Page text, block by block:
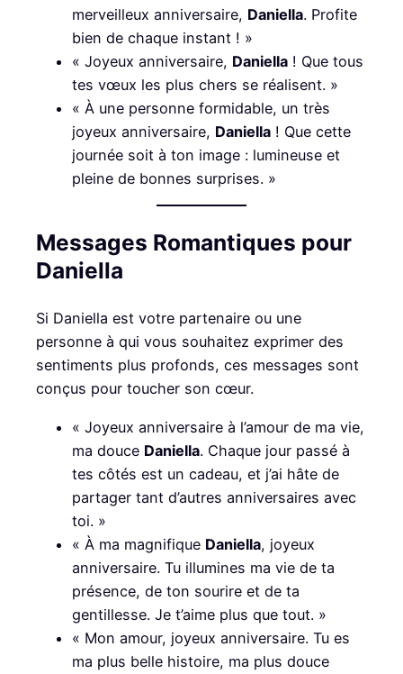
merveilleux anniversaire, Daniella. Profite
bien de chaque instant ! »
« Joyeux anniversaire, Daniella ! Que tous
tes vœux les plus chers se réalisent. »
« À une personne formidable, un très
joyeux anniversaire, Daniella ! Que cette
journée soit à ton image : lumineuse et
pleine de bonnes surprises. »
Messages Romantiques pour
Daniella
Si Daniella est votre partenaire ou une
personne à qui vous souhaitez exprimer des
sentiments plus profonds, ces messages sont
conçus pour toucher son cœur.
« Joyeux anniversaire à l’amour de ma vie,
ma douce Daniella. Chaque jour passé à
tes côtés est un cadeau, et j’ai hâte de
partager tant d’autres anniversaires avec
toi. »
« À ma magnifique Daniella, joyeux
anniversaire. Tu illumines ma vie de ta
présence, de ton sourire et de ta
gentillesse. Je t’aime plus que tout. »
« Mon amour, joyeux anniversaire. Tu es
ma plus belle histoire, ma plus douce